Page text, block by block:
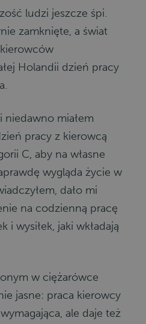
ludzi jeszcze śpi.
zamknięte, a świat
Holandii dzień pracy
niedawno miałem
pracy z kierowcą
C, aby na własne
wygląda życie w
dało mi
na codzienną pracę
i wysiłek, jaki wkładają
w ciężarówce
jasne: praca kierowcy
ale daje też